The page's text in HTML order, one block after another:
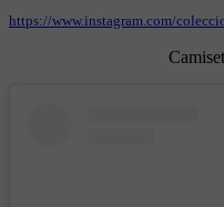
https://www.instagram.com/